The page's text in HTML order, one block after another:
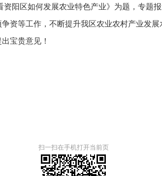
区如何发展农业特色产业》为题，专题
等工作，不断提升我区农业农村产业发展
宝贵意见！
扫一扫在手机打开当前页